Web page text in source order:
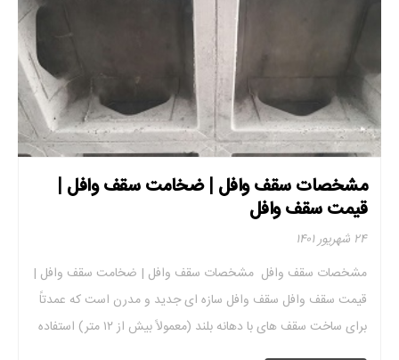
مشخصات سقف وافل | ضخامت سقف وافل |
قیمت سقف وافل
۲۴ شهریور ۱۴۰۱
مشخصات سقف وافل مشخصات سقف وافل | ضخامت سقف وافل |
قیمت سقف وافل سقف وافل سازه ای جدید و مدرن است که عمدتاً
برای ساخت سقف های با دهانه بلند (معمولاً بیش از ۱۲ متر) استفاده
می شود. سقف وافل از بتن مسلح ساخته شده است و ظاهری شبیه